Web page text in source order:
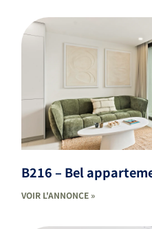
B216 – Bel
VOIR L'ANNONCE »